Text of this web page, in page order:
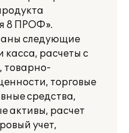
8 ПРОФ».
следующие
расчеты с
товарно-
торговые
средства,
активы, расчет
учет,